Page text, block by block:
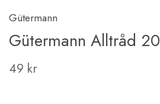
Gütermann
Gütermann Alltråd
49 kr